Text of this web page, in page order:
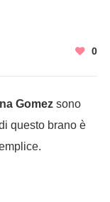
0
Gomezsono
questo brano è